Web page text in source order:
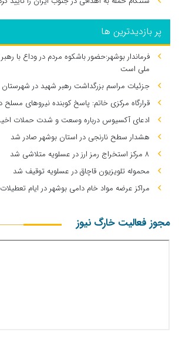
پر بازدیدترین ها
فرماندار بوشهر:حضور باشکوه مردم در وداع با
ملی است
جزئیات مراسم بزرگداشت رهبر شهید در
قرارگاه مرکزی خاتم: پاسخ کوبنده نیروهای مسلح
ادعای آکسیوس درباره وسعت و شدت حملات اخیر
هشدار سطح نارنجی در استان بوشهر صادر شد
۸ مرکز استخراج رمز ارز در عسلویه متلاشی شد
محموله تلویزیون قاچاق در عسلویه توقیف شد
مراکز عرضه مواد خام دامی بوشهر در ایام
مجوز فعالیت خارگ نیوز